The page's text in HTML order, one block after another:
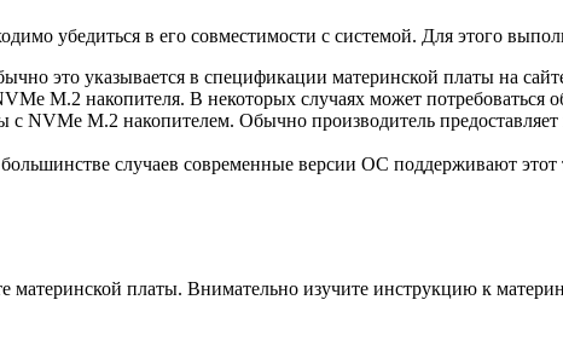
убедиться в его совместимости с системой. Для этого
это указывается в спецификации материнской платы на
M.2 накопителя. В некоторых случаях может потребоваться
с NVMe M.2 накопителем. Обычно производитель
случаев современные версии ОС поддерживают этот
материнской платы. Внимательно изучите инструкцию к